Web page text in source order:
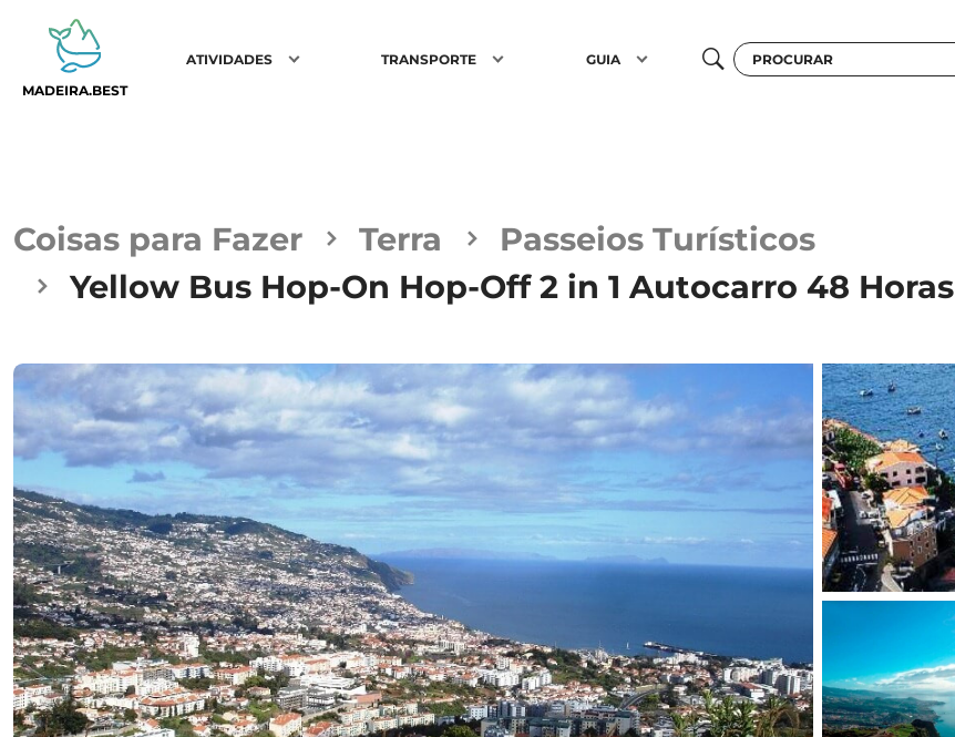
MADEIRA.BEST
ATIVIDADES TRANSPORTE GUIA
Coisas para Fazer Terra
Passeios Turísticos
Yellow Bus Hop-On Hop-Off 2 in 1 Autocarro 48 Horas